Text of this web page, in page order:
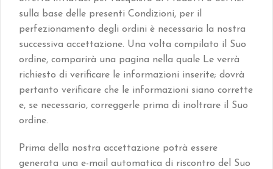
sulla base delle presenti Condizioni, per il
perfezionamento degli ordini è necessaria la nostra
successiva accettazione. Una volta compilato il Suo
ordine, comparirà una pagina nella quale Le verrà
richiesto di verificare le informazioni inserite; dovrà
pertanto verificare che le informazioni siano corrette
e, se necessario, correggerle prima di inoltrare il Suo
ordine.
Prima della nostra accettazione potrà essere
generata una e-mail automatica di riscontro del Suo